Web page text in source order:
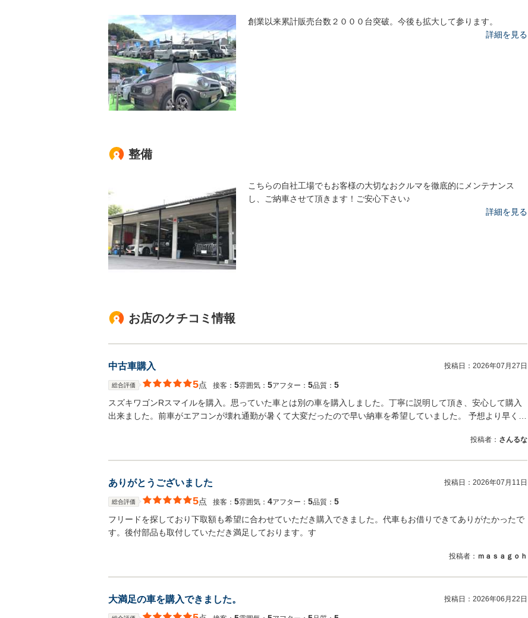
創業以来累計販売台数２０００台突破。今後も拡大して参ります。
詳細を見る
整備
こちらの自社工場でもお客様の大切なおクルマを徹底的にメンテナンス
し、ご納車させて頂きます！ご安心下さい♪
詳細を見る
お店のクチコミ情報
中古車購入 投稿日： 2026年07月27日
総合評価 5点 接客： 5雰囲気： 5アフター： 5品質： 5
スズキワゴンRスマイルを購入。思っていた車とは別の車を購入しました。丁寧に説明して頂き、安心して購入
出来ました。前車がエアコンが壊れ通勤が暑くて大変だったので早い納車を希望していました。 予想より早く…
投稿者： さんるな
ありがとうございました 投稿日： 2026年07月11日
総合評価 5点 接客： 5雰囲気： 4アフター： 5品質： 5
フリードを探しており下取額も希望に合わせていただき購入できました。代車もお借りできてありがたかったで
す。後付部品も取付していただき満足しております。す
投稿者： ｍａｓａｇｏｈ
大満足の車を購入できました。 投稿日： 2026年06月22日